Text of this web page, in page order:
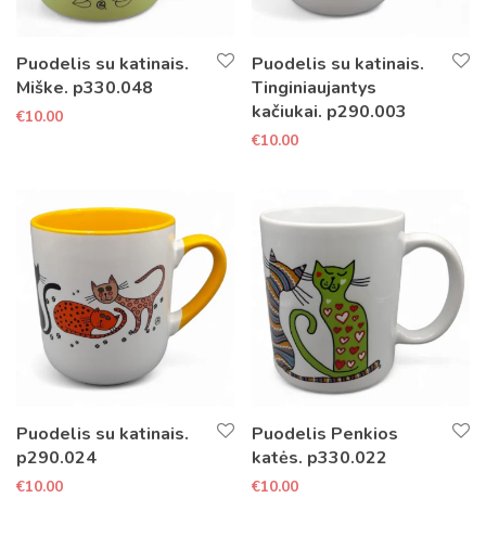
Puodelis su katinais.
Miške. p330.048
€10.00
Puodelis su katinais.
Tinginiaujantys
kačiukai. p290.003
€10.00
Puodelis su katinais.
p290.024
€10.00
Puodelis Penkios
katės. p330.022
€10.00